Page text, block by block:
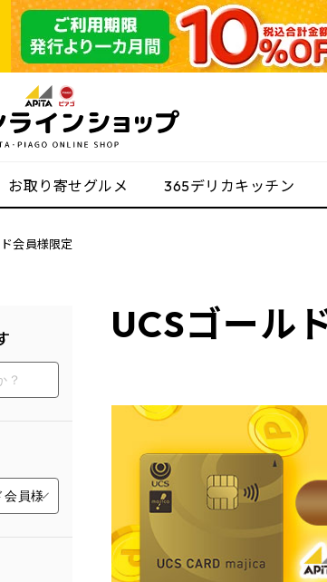
お取り寄せグルメ 365デリカキッチン
会員様限定
UCSゴール